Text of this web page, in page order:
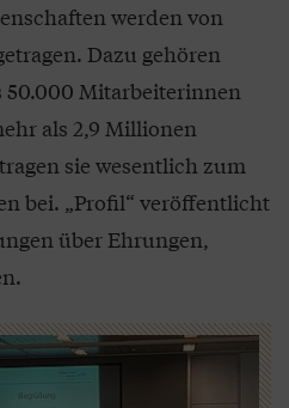
werden von
Dazu gehören
50.000 Mitarbeiterinnen
als 2,9 Millionen
sie wesentlich zum
bei. „Profil“ veröffentlicht
über Ehrungen,